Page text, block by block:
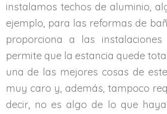
instalamos techos de aluminio,
ejemplo, para las reformas de
proporciona a las
permite que la estancia quede
una de las mejores cosas de
muy caro y, además, tampoco
decir, no es algo de lo que